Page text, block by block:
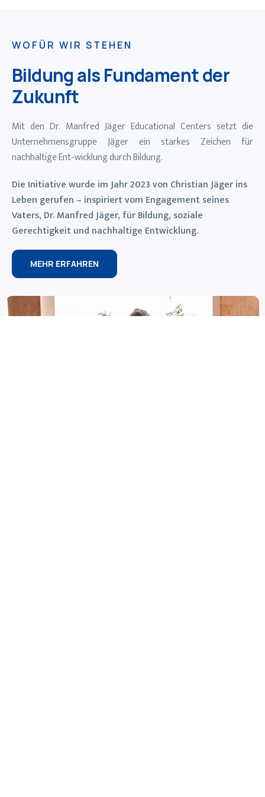
WOFÜR WIR STEHEN
Bildung als Fundament der
Zukunft
Mit den Dr. Manfred Jäger Educational Centers setzt die
Unternehmensgruppe Jäger ein starkes Zeichen für
nachhaltige Ent-wicklung durch Bildung.
Die Initiative wurde im Jahr 2023 von Christian Jäger ins
Leben gerufen – inspiriert vom Engagement seines
Vaters, Dr. Manfred Jäger, für Bildung, soziale
Gerechtigkeit und nachhaltige Entwicklung.
MEHR ERFAHREN